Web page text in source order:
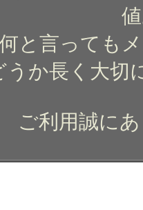
と言っても
うか長く大切
ご利用誠に